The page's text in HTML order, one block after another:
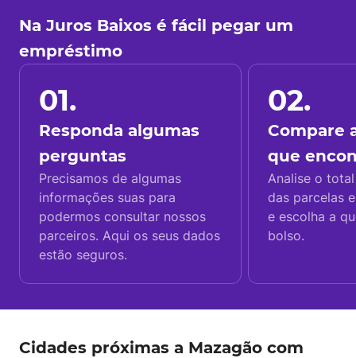
Na Juros Baixos é fácil pegar um
empréstimo
01.
Responda algumas
perguntas
Precisamos de algumas
informações suas para
podermos consultar nossos
parceiros. Aqui os seus dados
estão seguros.
02.
Compare
que
Analise o
das parcelas
e escolha a
bolso.
Cidades próximas a Mazagão com